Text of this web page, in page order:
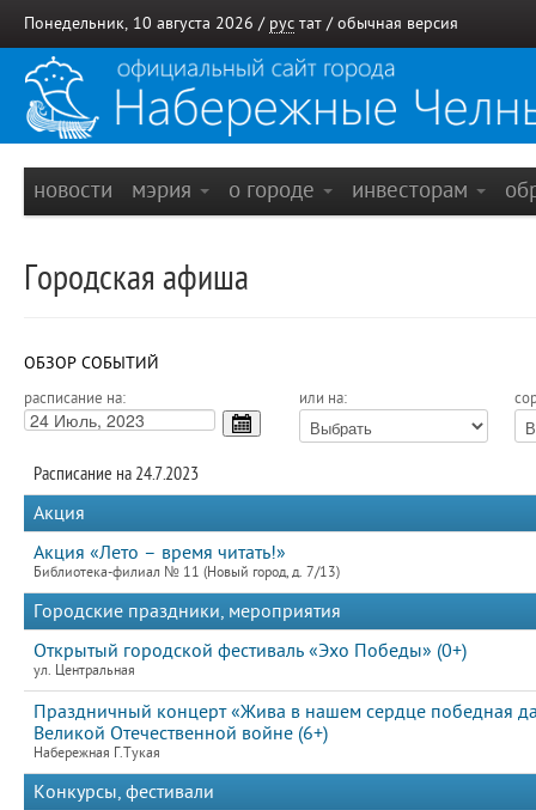
Понедельник, 10 августа 2026 / рус тат / обычная версия
новости мэрия о городе инвесторам
Городская афиша
ОБЗОР СОБЫТИЙ
расписание на: или на:
Расписание на 24.7.2023
Акция
Акция «Лето – время читать!»
Библиотека-филиал № 11 (Новый город, д. 7/13)
Городские праздники, мероприятия
Открытый городской фестиваль «Эхо Победы» (0+)
ул. Центральная
Праздничный концерт «Жива в нашем сердце победная
Великой Отечественной войне (6+)
Набережная Г.Тукая
Конкурсы, фестивали